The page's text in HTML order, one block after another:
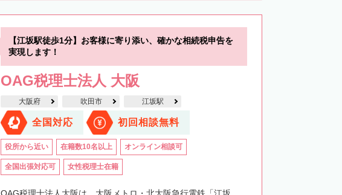
【江坂駅徒歩1分】お客様に寄り添い、確かな相続税申告を
実現します！
OAG税理士法人 大阪
大阪府 吹田市 江坂駅
全国対応 初回相談無料
役所から近い 在籍数10名以上 オンライン相談可
全国出張対応可 女性税理士在籍